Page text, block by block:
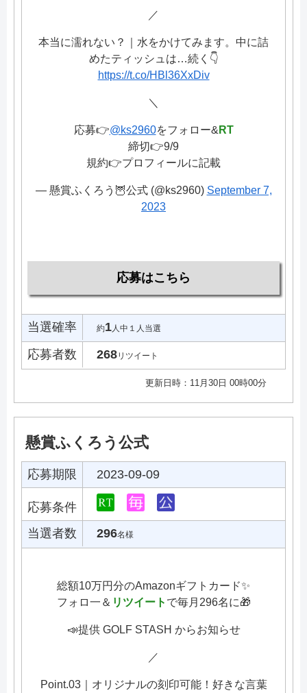
／
本当に濡れない？｜水をかけてみます。中に詰
めたティッシュは…続く👇
https://t.co/HBl36XxDiv
＼
応募👉@ks2960をフォロー& RT
締切👉9/9
規約👉プロフィールに記載
— 懸賞ふくろう🦉公式 (@ks2960) September 7,
2023
応募はこちら
当選確率 約1 人中１人当選
応募者数 268リツイート
更新日時：11月30日 00時00分
懸賞ふくろう公式
応募期限 2023-09-09
応募条件
当選者数
296名様
総額10万円分のAmazonギフトカード✨
フォロ一＆ リツイート で毎月296名に🎁
📣提供 GOLF STASH からお知らせ
／
Point.03｜オリジナルの刻印可能！好きな言葉